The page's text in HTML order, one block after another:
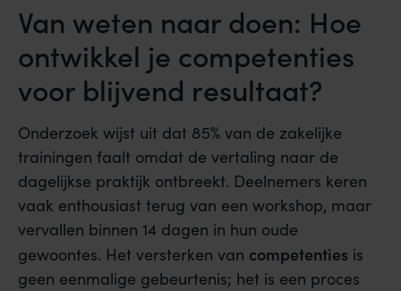
Van weten naar doen: Hoe
ontwikkel je competenties
voor blijvend resultaat?
Onderzoek wijst uit dat 85% van de zakelijke
trainingen faalt omdat de vertaling naar de
dagelijkse praktijk ontbreekt. Deelnemers keren
vaak enthousiast terug van een workshop, maar
vervallen binnen 14 dagen in hun oude
gewoontes. Het versterken van competenties is
geen eenmalige gebeurtenis; het is een proces